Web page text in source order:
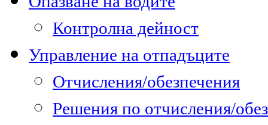
Контролна дейност
Управление на отпадъците
Отчисления/обезпечения
Решения по отчисления/